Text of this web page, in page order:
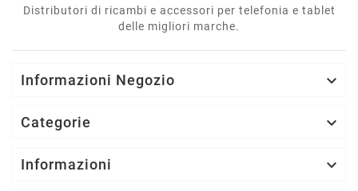
Distributori di ricambi e accessori per telefonia e tablet
delle migliori marche.
Informazioni Negozio 
Categorie 
Informazioni 